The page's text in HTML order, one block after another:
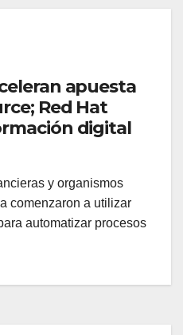
apuesta
Red Hat
digital
y organismos
comenzaron a utilizar
automatizar procesos